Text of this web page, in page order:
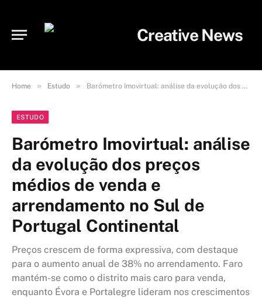
Home » Estudo » Barómetro Imovirtual: análise da evolução dos preços médios de venda e arrendamento no Sul de Portugal Continental
ESTUDO
Barómetro Imovirtual: análise
da evolução dos preços
médios de venda e
arrendamento no Sul de
Portugal Continental
Preços crescem de forma expressiva, com destaque
para o aumento anual de 38% no arrendamento. Faro
mantém-se como o distrito mais caro para venda,
enquanto Évora e Portalegre lideram nos crescimentos